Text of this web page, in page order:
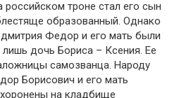
троне стал его сын
образованный. Однако
Федор и его мать были
дочь Бориса – Ксения. Ее
самозванца. Народу
Борисович и его мать
на кладбище